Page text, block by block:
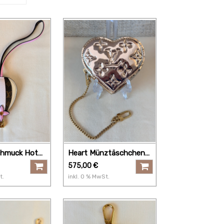
Hot
rose
Heart Münztäschchen
Miroir gold
575,00€
inkl. 0 % MwSt.